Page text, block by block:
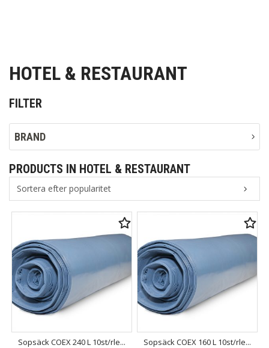
HOTEL & RESTAURANT
FILTER
BRAND
PRODUCTS IN HOTEL & RESTAURANT
Sopsäck COEX 240 L 10st/rle... Sopsäck COEX 160 L 10st/rle...